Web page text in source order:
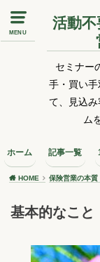
MENU
活動
セミナー
手・買い
て、見込
ム
ホーム 記事一覧
HOME 保険営業の本質
基本的なこと